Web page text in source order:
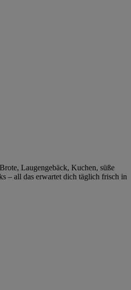
Laugengebäck, Kuchen, süße
– all das erwartet dich täglich frisch in